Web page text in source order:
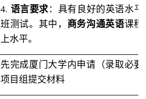
4. 语言要求：具有良好的英语水
班测试。其中， 商务沟通英语课程
上水平。
先完成厦门大学内申请（录取必
项目组提交材料